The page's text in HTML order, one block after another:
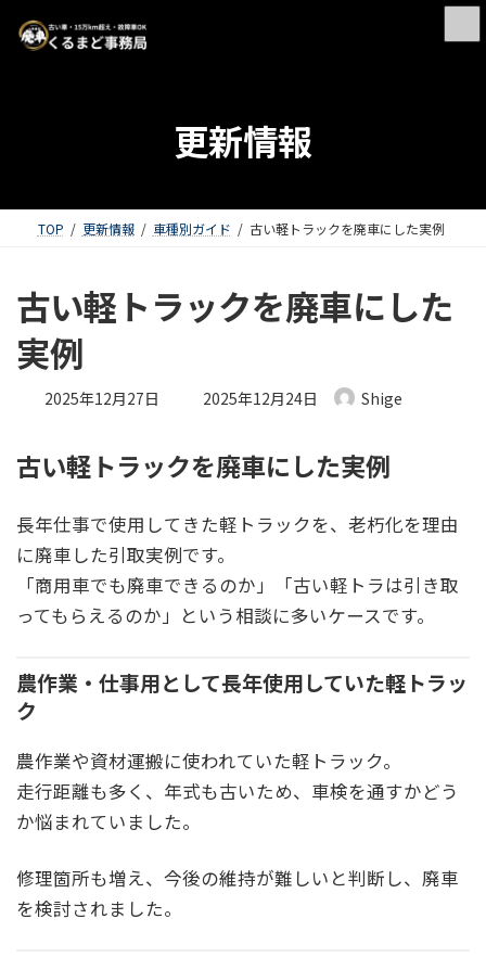
更新情報
TOP 更新情報 車種別ガイド 古い軽トラックを廃車にした実例
古い軽トラックを廃車にした
実例
2025年12月27日 最終更新日時 :
2025年12月24日 Shige
古い軽トラックを廃車にした実例
長年仕事で使用してきた軽トラックを、老朽化を理由
に廃車した引取実例です。
「商用車でも廃車できるのか」「古い軽トラは引き取
ってもらえるのか」という相談に多いケースです。
農作業・仕事用として長年使用していた軽トラッ
ク
農作業や資材運搬に使われていた軽トラック。
走行距離も多く、年式も古いため、車検を通すかどう
か悩まれていました。
修理箇所も増え、今後の維持が難しいと判断し、廃車
を検討されました。